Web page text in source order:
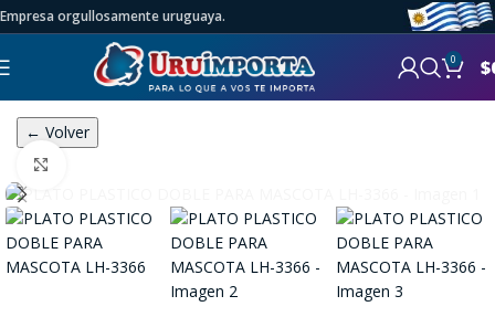
Empresa orgullosamente uruguaya.
0 $
← Volver